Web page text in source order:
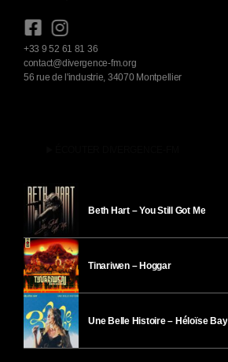
+33 9 52 61 81 36
contact@divergence-fm.org
56 rue de l'industrie, 34070 Montpellier
Beth Hart – You Still Got Me
Tinariwen – Hoggar
Une Belle Histoire – Héloïse Bay